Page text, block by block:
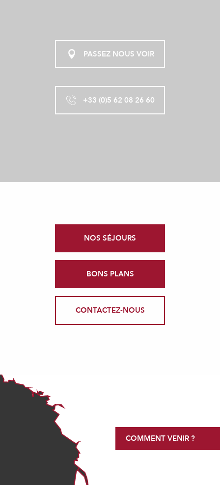
PASSEZ NOUS VOIR
+33 (0)5 62 08 26 60
NOS SÉJOURS
BONS PLANS
CONTACTEZ-NOUS
COMMENT VENIR ?